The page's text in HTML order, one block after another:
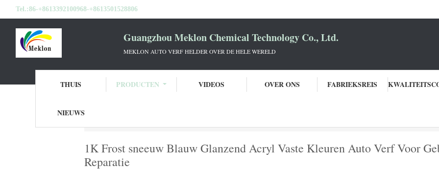
Tel.:86-+8613392100968-+8613501528806
Guangzhou Meklon Chemical Technology Co., Ltd.
MEKLON AUTO VERF HELDER OVER DE HELE WERELD
THUIS PRODUCTEN VIDEOS OVER ONS FABRIEKSREIS
NIEUWS
1K Frost sneeuw Blauw Glanzend Acryl Vaste Kleuren Auto Verf Voor
Reparatie